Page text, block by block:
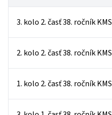
3. kolo 2. časť 38. ročník KMS
2. kolo 2. časť 38. ročník KMS
1. kolo 2. časť 38. ročník KMS